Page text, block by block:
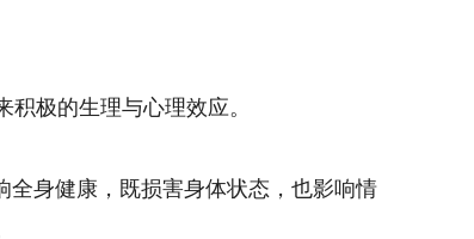
极的生理与心理效应。
身健康，既损害身体状态，也影响情